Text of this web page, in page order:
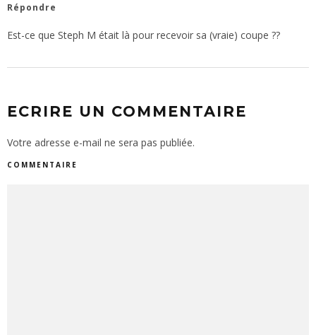
Répondre
Est-ce que Steph M était là pour recevoir sa (vraie) coupe ??
ECRIRE UN COMMENTAIRE
Votre adresse e-mail ne sera pas publiée.
COMMENTAIRE